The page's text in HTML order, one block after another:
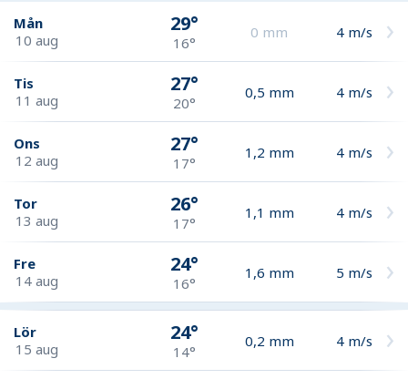
Mån
10 aug
29°
16°
0 mm 4 m/s
Tis
11 aug
27°
20°
0,5 mm 4 m/s
Ons
12 aug
27°
17°
1,2 mm 4 m/s
Tor
13 aug
26°
17°
1,1 mm 4 m/s
Fre
14 aug
24°
16°
1,6 mm 5 m/s
Lör
15 aug
24°
14°
0,2 mm 4 m/s